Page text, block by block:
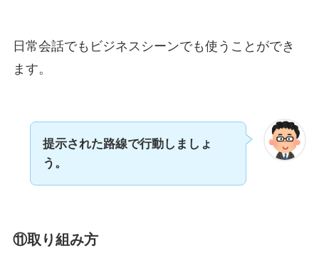
日常会話でもビジネスシーンでも使うことができ
ます。
提示された路線で行動しましょ
う。
⑪取り組み方